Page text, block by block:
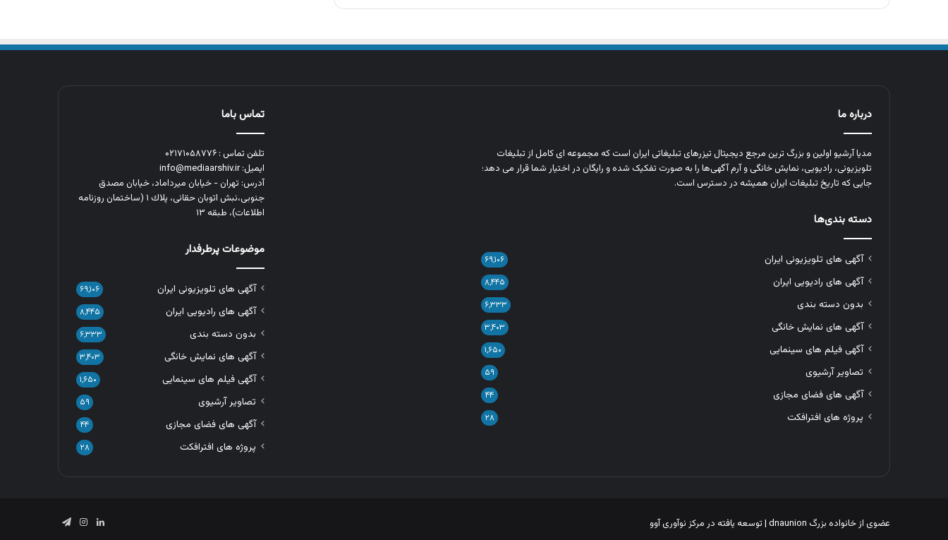
درباره ما
مدیا آرشیو اولین و بزرگ‌ ترین مرجع دیجیتال تیزرهای تبلیغاتی ایران است که مجموعه‌ ای کامل از تبلیغات
تلویزیونی، رادیویی، نمایش خانگی و آرم‌ آگهی‌ها را به‌ صورت تفکیک‌ شده و رایگان در اختیار شما قرار می‌ دهد؛
جایی که تاریخ تبلیغات ایران همیشه در دسترس است.
دسته بندی‌ها
آگهی های تلویزیونی ایران ۶۹,۱۰۶
آگهی های رادیویی ایران ۸,۴۴۵
بدون دسته بندی ۶,۳۳۳
آگهی های نمایش خانگی ۳,۴۰۳
آگهی فیلم های سینمایی ۱,۶۵۰
تصاویر آرشیوی ۵۹
آگهی های فضای مجازی ۴۴
پروژه های افترافکت ۲۸
تماس باما
تلفن تماس : ۰۲۱۷۱۰۵۸۷۷۶
ایمیل: info@mediaarshiv.ir
آدرس: تهران - خیابان میرداماد، خیابان مصدق
جنوبی،نبش اتوبان حقانی، پلاك ١ (ساختمان روزنامه
اطلاعات)، طبقه ۱۳
موضوعات پرطرفدار
آگهی های تلویزیونی ایران ۶۹,۱۰۶
آگهی های رادیویی ایران ۸,۴۴۵
بدون دسته بندی ۶,۳۳۳
آگهی های نمایش خانگی ۳,۴۰۳
آگهی فیلم های سینمایی ۱,۶۵۰
تصاویر آرشیوی ۵۹
آگهی های فضای مجازی ۴۴
پروژه های افترافکت ۲۸
عضوی از خانواده بزرگ dnaunion | توسعه یافته در مرکز نوآوری آوو لینکدیناینستاگرام
تلگرام